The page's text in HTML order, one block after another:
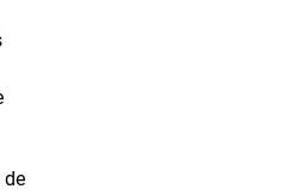
de